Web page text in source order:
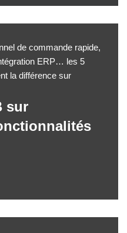
de commande rapide,
ERP… les 5
la différence sur
sur